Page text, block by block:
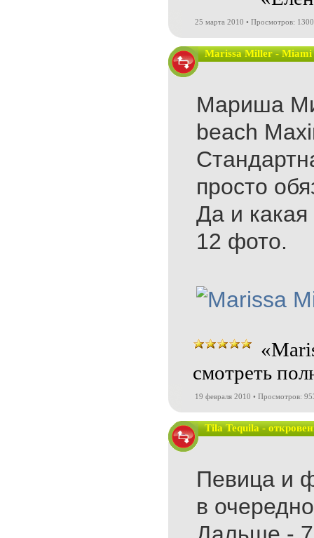
25 марта 2010 • Просмотров:
Marissa Miller -
Мариша
beach
просто
Да и какая
12 фото.
смотреть
19 февраля 2010 • Просмотров:
Tila Tequila -
Певица и
в